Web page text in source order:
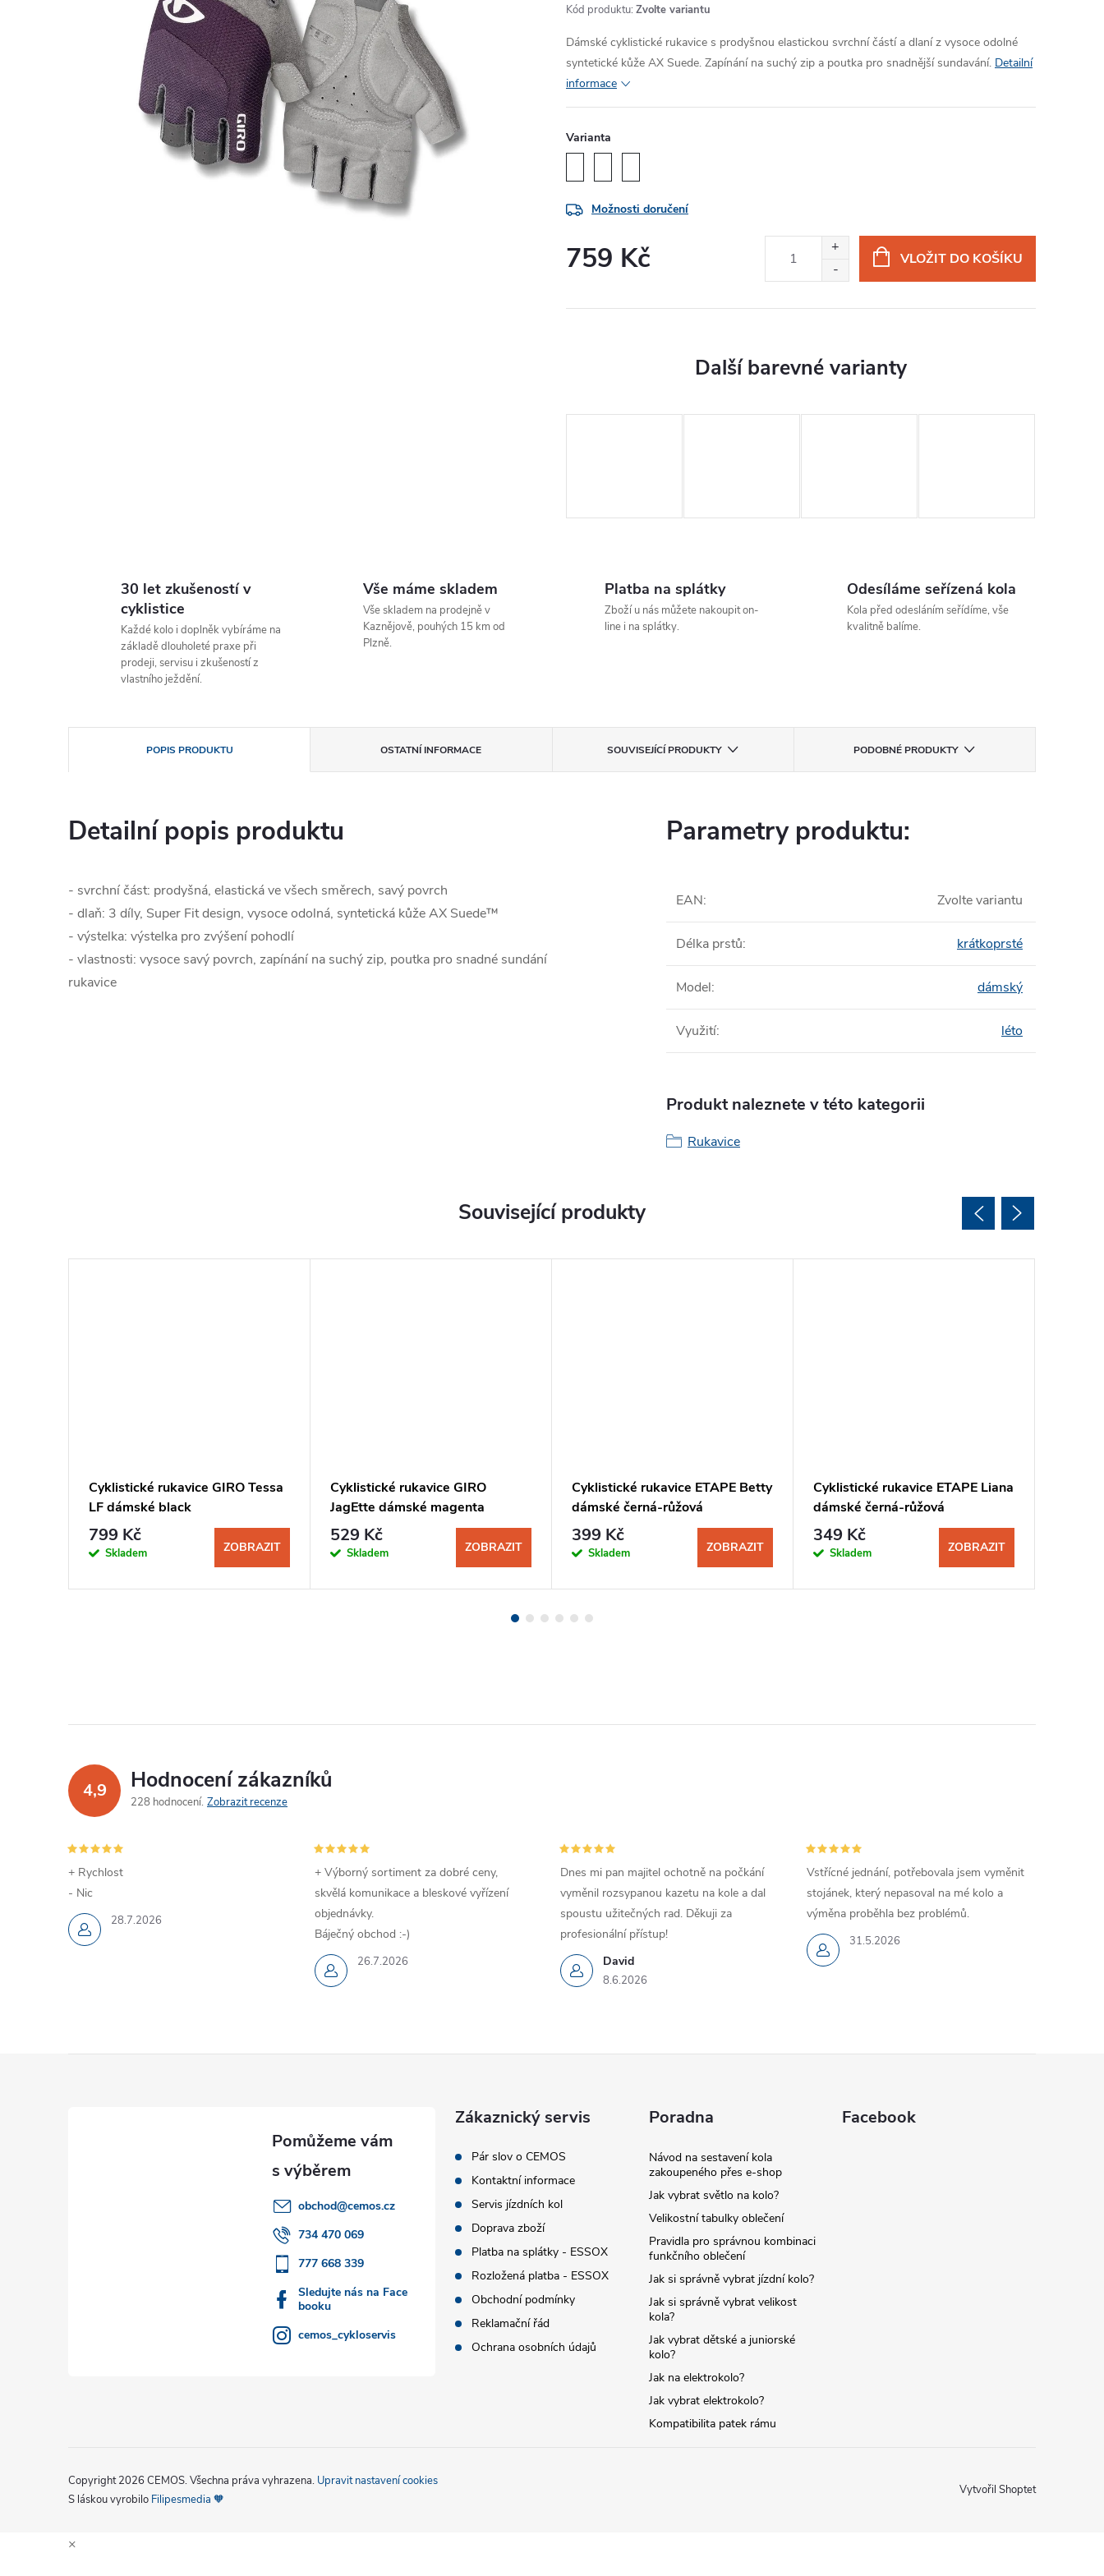
Kód produktu: Zvolte variantu
Dámské cyklistické rukavice s prodyšnou elastickou svrchní částí a dlaní z vysoce odolné
syntetické kůže AX Suede. Zapínání na suchý zip a poutka pro snadnější sundavání. Detailní
informace
Varianta
Možnosti doručení
759 Kč VLOŽIT DO KOŠÍKU
30 let zkušeností v
cyklistice
Každé kolo i doplněk vybíráme na
základě dlouholeté praxe při
prodeji, servisu i zkušeností z
vlastního ježdění.
Vše máme skladem
Vše skladem na prodejně v
Kaznějově, pouhých 15 km od
Plzně.
Platba na splátky
Zboží u nás můžete nakoupit on-
line i na splátky.
Odesíláme seřízená kola
Kola před odesláním seřídíme, vše
kvalitně balíme.
POPIS PRODUKTU OSTATNÍ INFORMACE SOUVISEJÍCÍ PRODUKTY PODOBNÉ PRODUKTY
Detailní popis produktu
- svrchní část: prodyšná, elastická ve všech směrech, savý povrch
- dlaň: 3 díly, Super Fit design, vysoce odolná, syntetická kůže AX Suede™
- výstelka: výstelka pro zvýšení pohodlí
- vlastnosti: vysoce savý povrch, zapínání na suchý zip, poutka pro snadné sundání
rukavice
Parametry produktu:
EAN: Zvolte variantu
Délka prstů: krátkoprsté
Model: dámský
Využití: léto
Produkt naleznete v této kategorii
Rukavice
Související produkty
Cyklistické rukavice GIRO Tessa
LF dámské black
799 Kč
Skladem ZOBRAZIT
Cyklistické rukavice GIRO
JagEtte dámské magenta
529 Kč
Skladem ZOBRAZIT
Cyklistické rukavice ETAPE Betty
dámské černá-růžová
399 Kč
Skladem ZOBRAZIT
Cyklistické rukavice ETAPE Liana
dámské černá-růžová
349 Kč
Skladem ZOBRAZIT
4,9 Hodnocení zákazníků
228 hodnocení Zobrazit recenze
28.7.2026
+ Rychlost
- Nic
26.7.2026
+ Výborný sortiment za dobré ceny,
skvělá komunikace a bleskové vyřízení
objednávky.
Báječný obchod :-)
David
8.6.2026
Dnes mi pan majitel ochotně na počkání
vyměnil rozsypanou kazetu na kole a dal
spoustu užitečných rad. Děkuji za
profesionální přístup!
31.5.2026
Vstřícné jednání, potřebovala jsem vyměnit
stojánek, který nepasoval na mé kolo a
výměna proběhla bez problémů.
obchod@cemos.cz
734 470 069
777 668 339
Sledujte nás na Face
booku
cemos_cykloservis
Zákaznický servis
Pár slov o CEMOS
Kontaktní informace
Servis jízdních kol
Doprava zboží
Platba na splátky - ESSOX
Rozložená platba - ESSOX
Obchodní podmínky
Reklamační řád
Ochrana osobních údajů
Poradna
Návod na sestavení kola
zakoupeného přes e-shop
Jak vybrat světlo na kolo?
Velikostní tabulky oblečení
Pravidla pro správnou kombinaci
funkčního oblečení
Jak si správně vybrat jízdní kolo?
Jak si správně vybrat velikost
kola?
Jak vybrat dětské a juniorské
kolo?
Jak na elektrokolo?
Jak vybrat elektrokolo?
Kompatibilita patek rámu
Facebook
Vytvořil Shoptet
Copyright 2026 CEMOS. Všechna práva vyhrazena. Upravit nastavení cookies
S láskou vyrobilo Filipesmedia 🧡
×